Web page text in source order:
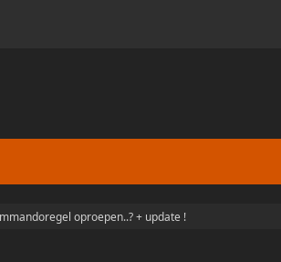
oproepen..? + update !